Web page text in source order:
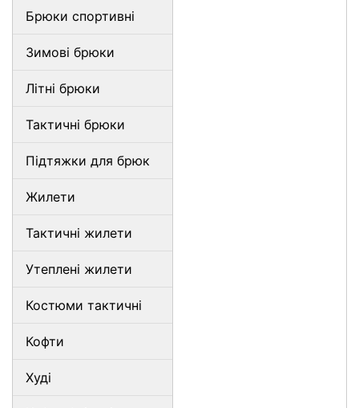
Брюки спортивні
Зимові брюки
Літні брюки
Тактичні брюки
Підтяжки для брюк
Жилети
Тактичні жилети
Утеплені жилети
Костюми тактичні
Кофти
Худі